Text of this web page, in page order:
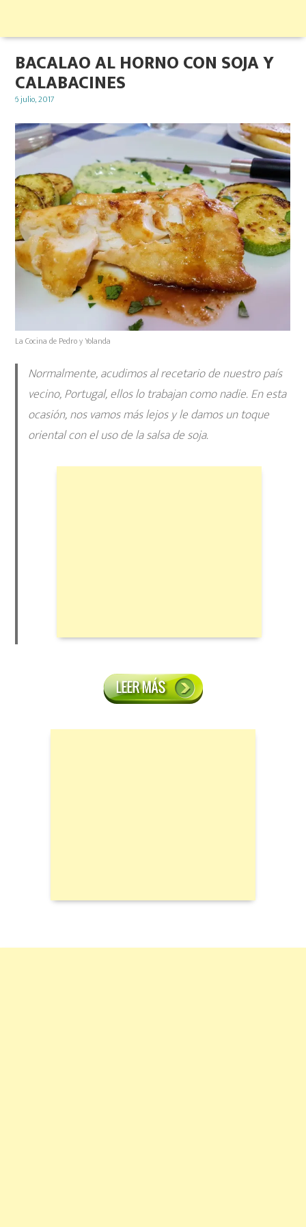
BACALAO AL HORNO CON SOJA Y
CALABACINES
Posted
6 julio, 2017
La Cocina de Pedro y Yolanda
Normalmente, acudimos al recetario de nuestro país
vecino, Portugal, ellos lo trabajan como nadie. En esta
ocasión, nos vamos más lejos y le damos un toque
oriental con el uso de la salsa de soja.